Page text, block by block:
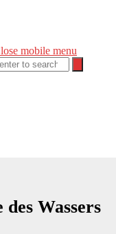
mobile menu
Wassers